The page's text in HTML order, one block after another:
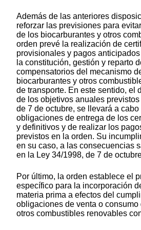
Además de las anteriores
reforzar las previsiones para
de los biocarburantes y otros
orden prevé la realización de
provisionales y pagos
la constitución, gestión y reparto
compensatorios del mecanismo
biocarburantes y otros
de transporte. En este sentido, el
de los objetivos anuales
de 7 de octubre, se llevará a
obligaciones de entrega de los
y definitivos y de realizar los
previstos en la orden. Su
en su caso, a las consecuencias
en la Ley 34/1998, de 7 de
Por último, la orden establece el
específico para la incorporación
materia prima a efectos del
obligaciones de venta o
otros combustibles renovables